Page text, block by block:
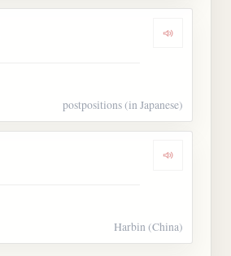
Dengarkan
postpositions (in Japanese)
Dengarkan
Harbin (China)